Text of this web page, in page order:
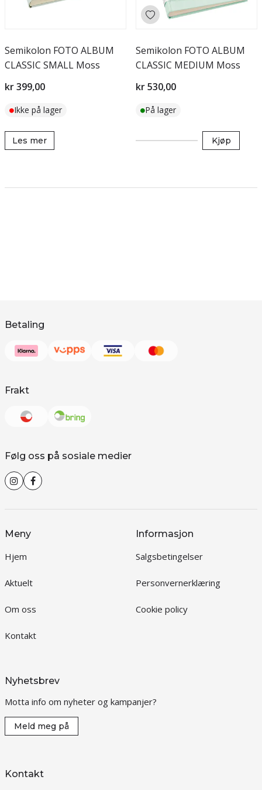
Semikolon FOTO ALBUM
CLASSIC SMALL Moss
kr 399,00
Ikke på lager
Les mer
Semikolon FOTO ALBUM
CLASSIC MEDIUM Moss
kr 530,00
På lager
Kjøp
Betaling
Frakt
Følg oss på sosiale medier
Meny
Hjem
Aktuelt
Om oss
Kontakt
Informasjon
Salgsbetingelser
Personvernerklæring
Cookie policy
Nyhetsbrev
Motta info om nyheter og kampanjer?
Meld meg på
Kontakt